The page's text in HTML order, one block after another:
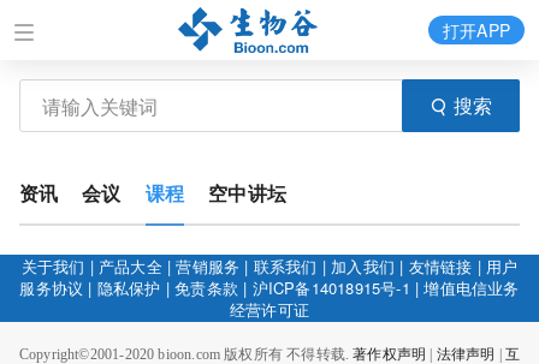
搜索
打开APP
资讯 会议 课程 空中讲坛
关于我们 | 产品大全|营销服务 | 联系我们 | 加入我们 | 友情链接 | 用户
服务协议 | 隐私保护 |免责条款 | 沪ICP备14018915号-1 |增值电信业务
经营许可证
Copyright©2001-2020 bioon.com 版权所有 不得转载.著作权声明 法律声明
互